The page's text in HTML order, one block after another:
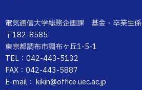
電気通信大学総務企画課 基金・卒業生係
〒182-8585
東京都調布市調布ヶ丘1-5-1
TEL：042-443-5132
FAX：042-443-5887
E-mail： kikin@office.uec.ac.jp